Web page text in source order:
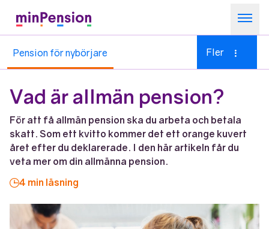
Pension för nybörjare Fler
Vad är allmän pension?
För att få allmän pension ska du arbeta och betala
skatt. Som ett kvitto kommer det ett orange kuvert
året efter du deklarerade. I den här artikeln får du
veta mer om din allmänna pension.
4 min läsning